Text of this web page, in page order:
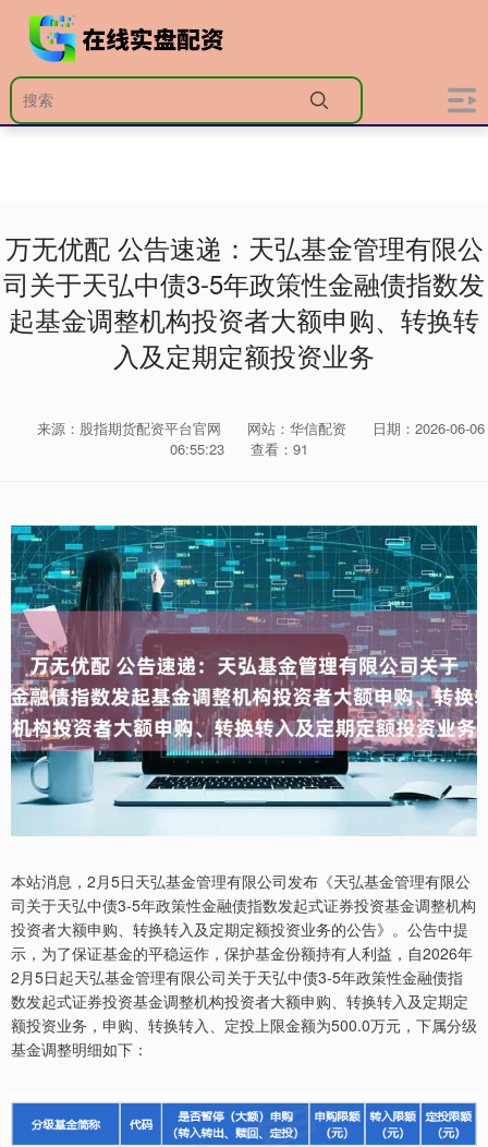
万无优配 公告速递：天弘基金管理有限公
司关于天弘中债3-5年政策性金融债指数发
起基金调整机构投资者大额申购、转换转
入及定期定额投资业务
来源：股指期货配资平台官网 网站：华信配资
日期：2026-06-06
06:55:23
查看：91
本站消息，2月5日天弘基金管理有限公司发布《天弘基金管理有限公
司关于天弘中债3-5年政策性金融债指数发起式证券投资基金调整机构
投资者大额申购、转换转入及定期定额投资业务的公告》。公告中提
示，为了保证基金的平稳运作，保护基金份额持有人利益，自2026年
2月5日起天弘基金管理有限公司关于天弘中债3-5年政策性金融债指
数发起式证券投资基金调整机构投资者大额申购、转换转入及定期定
额投资业务，申购、转换转入、定投上限金额为500.0万元，下属分级
基金调整明细如下：